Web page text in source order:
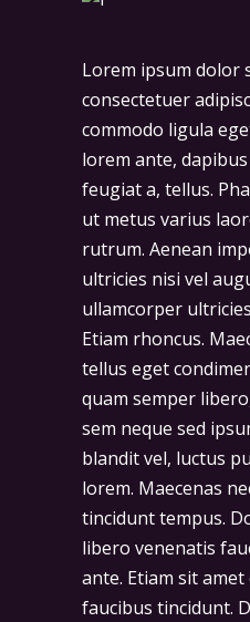
Lorem ipsum dolor
consectetuer
commodo ligula
lorem ante,
feugiat a, tellus.
ut metus varius
rutrum. Aenean
ultricies nisi vel
ullamcorper
Etiam rhoncus.
tellus eget
quam semper
sem neque sed
blandit vel, luctus
lorem. Maecenas
tincidunt tempus.
libero venenatis
ante. Etiam sit
faucibus tincidunt.